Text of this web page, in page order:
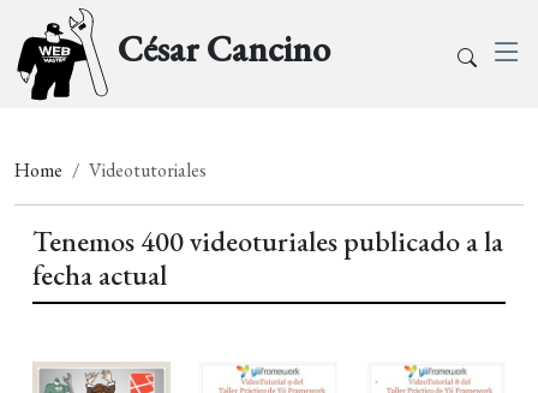
César Cancino
Home Videotutoriales
Tenemos 400 videoturiales publicado a la
fecha actual